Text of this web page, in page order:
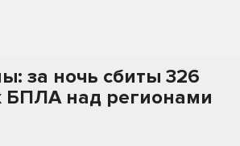
за ночь сбиты 326
БПЛА над регионами